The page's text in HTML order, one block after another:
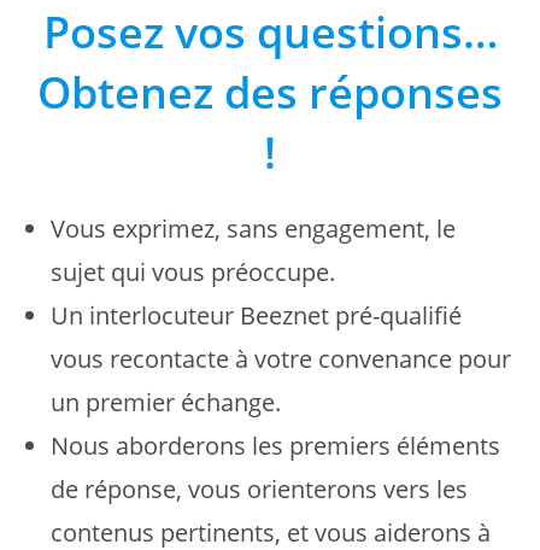
Posez vos questions…
Obtenez des réponses
!
Vous exprimez, sans engagement, le
sujet qui vous préoccupe.
Un interlocuteur Beeznet pré-qualifié
vous recontacte à votre convenance pour
un premier échange.
Nous aborderons les premiers éléments
de réponse, vous orienterons vers les
contenus pertinents, et vous aiderons à